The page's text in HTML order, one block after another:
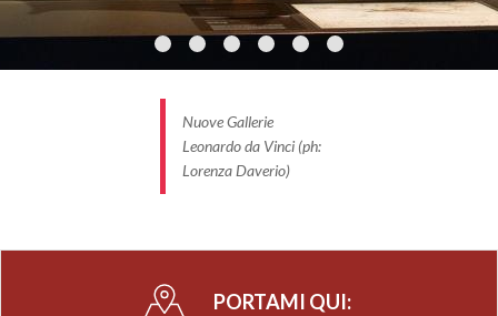
persone e utlizzare il gel igienizzante (disponibile
all'ingresso e lungo il percorso) soprattutto prima di
toccare le installazioni interattive e i touchscreen
presenti nelle esposizioni.
Per maggiori informazioni, visita la
Nuove Gallerie
Leonardo da Vinci (ph:
Lorenza Daverio)
PORTAMI QUI: